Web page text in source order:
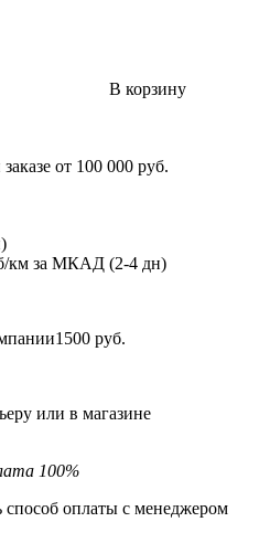
В корзину
от 100 000 руб.
км за МКАД (2-4 дн)
руб.
или в магазине
100%
способ оплаты с менеджером